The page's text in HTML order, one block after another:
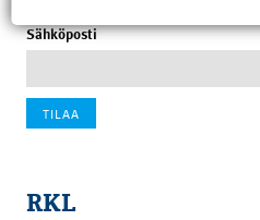
Sähköposti
RKL